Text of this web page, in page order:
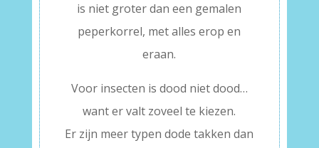
is niet groter dan een gemalen
peperkorrel, met alles erop en
eraan.
Voor insecten is dood niet dood…
want er valt zoveel te kiezen.
Er zijn meer typen dode takken dan